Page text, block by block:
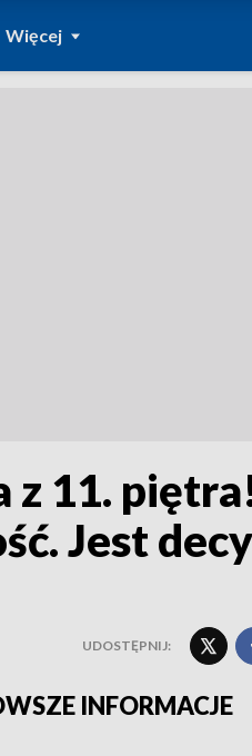
Więcej
z 11.
Jest
UDOSTĘPNIJ:
INFORMACJE